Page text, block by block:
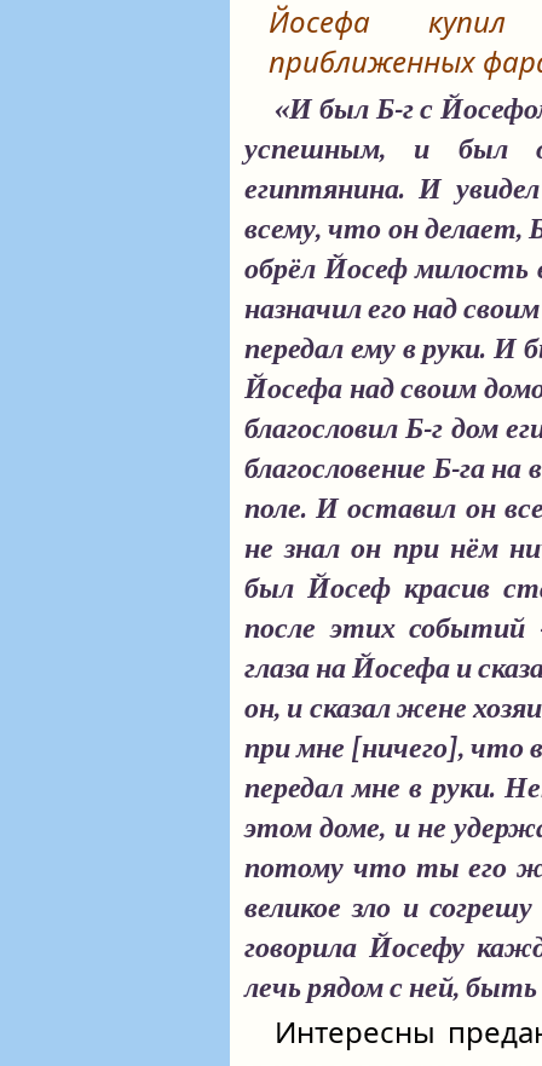
Йосефа
приближенных
«И был Б-г с
успешным, и был
египтянина. И
всему, что он делает,
обрёл Йосеф милость
назначил его над
передал ему в руки. И
Йосефа над своим
благословил Б-г дом
благословение Б-га на
поле. И оставил он
не знал он при нём
был Йосеф красив
после этих событий
глаза на Йосефа и
он, и сказал жене
при мне [ничего], что
передал мне в руки.
этом доме, и не
потому что ты его
великое зло и
говорила Йосефу
лечь рядом с ней, быть
Интересны